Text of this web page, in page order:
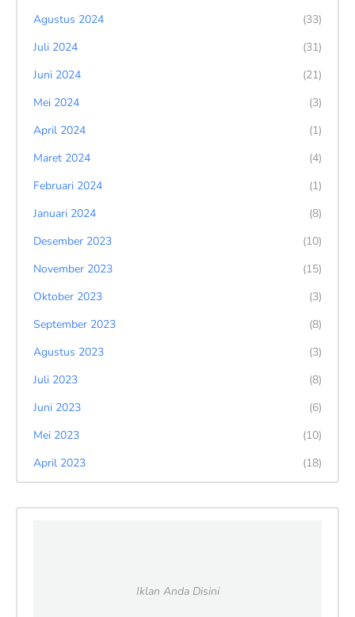
Agustus 2024
(33)
Juli 2024
(31)
Juni 2024
(21)
Mei 2024
(3)
April 2024
(1)
Maret 2024
(4)
Februari 2024
(1)
Januari 2024
(8)
Desember 2023
(10)
November 2023
(15)
Oktober 2023
(3)
September 2023
(8)
Agustus 2023
(3)
Juli 2023
(8)
Juni 2023
(6)
Mei 2023
(10)
April 2023
(18)
Iklan Anda Disini